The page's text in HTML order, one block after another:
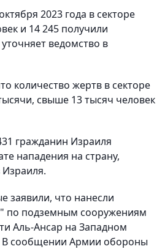
2023 года в секторе
и 14 245 получили
ведомство в
количество жертв в секторе
свыше 13 тысяч человек
гражданин Израиля
нападения на страну,
заявили, что нанесли
по подземным сооружениям
Аль-Ансар на Западном
В сообщении Армии обороны